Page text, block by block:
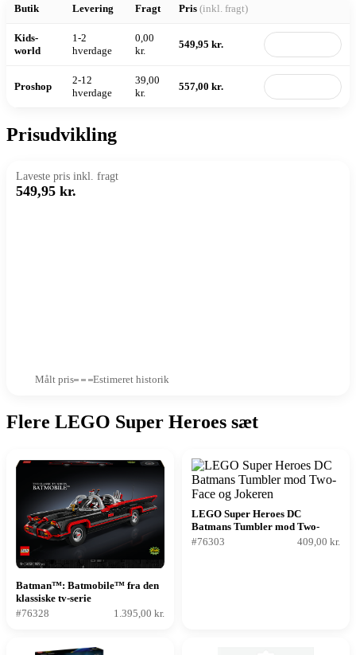
Butik Levering Fragt Pris (inkl. fragt)
Kids-
world
1-2
hverdage
0,00
kr.
549,95 kr.
Proshop
2-12
hverdage
39,00
kr.
557,00 kr.
Prisudvikling
Laveste pris inkl. fragt
549,95 kr.
Målt pris Estimeret historik
Flere LEGO Super Heroes sæt
Batman™: Batmobile™ fra den
klassiske tv-serie
#76328
1.395,00 kr.
LEGO Super Heroes DC
Batmans Tumbler mod Two-
Face og Jokeren
#76303 409,00 kr.